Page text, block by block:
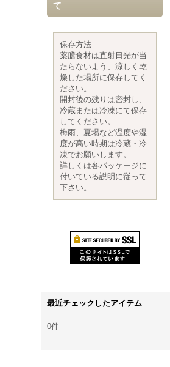
て
保存方法
薬膳食材は直射日光が当
たらないよう、涼しく乾
燥した場所に保存してく
ださい。
開封後の残りは密封し、
冷蔵または冷凍にて保存
してください。
梅雨、夏場など温度や湿
度が高い時期は冷蔵・冷
凍でお願いします。
詳しくは各パッケージに
付いている説明に従って
下さい。
最近チェックしたアイテム
0件